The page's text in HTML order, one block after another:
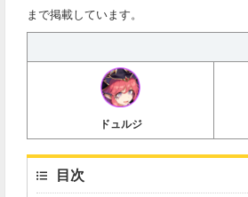
まで掲載しています。
ドュルジ
目次